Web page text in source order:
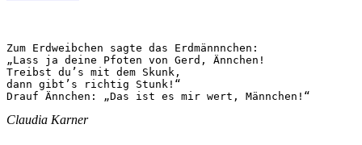
Zum Erdweibchen sagte das Erdmännnchen:
„Lass ja deine Pfoten von Gerd, Ännchen!
Treibst du’s mit dem Skunk,
dann gibt’s richtig Stunk!“
Drauf Ännchen: „Das ist es mir wert, Männchen!“
Claudia Karner